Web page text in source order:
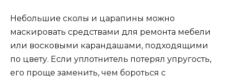
Небольшие сколы и царапины можно
маскировать средствами для ремонта мебели
или восковыми карандашами, подходящими
по цвету. Если уплотнитель потерял упругость,
его проще заменить, чем бороться с